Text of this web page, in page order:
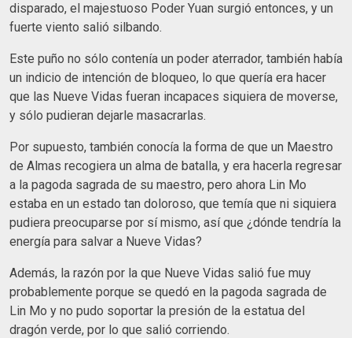
disparado, el majestuoso Poder Yuan surgió entonces, y un
fuerte viento salió silbando.
Este puño no sólo contenía un poder aterrador, también había
un indicio de intención de bloqueo, lo que quería era hacer
que las Nueve Vidas fueran incapaces siquiera de moverse,
y sólo pudieran dejarle masacrarlas.
Por supuesto, también conocía la forma de que un Maestro
de Almas recogiera un alma de batalla, y era hacerla regresar
a la pagoda sagrada de su maestro, pero ahora Lin Mo
estaba en un estado tan doloroso, que temía que ni siquiera
pudiera preocuparse por sí mismo, así que ¿dónde tendría la
energía para salvar a Nueve Vidas?
Además, la razón por la que Nueve Vidas salió fue muy
probablemente porque se quedó en la pagoda sagrada de
Lin Mo y no pudo soportar la presión de la estatua del
dragón verde, por lo que salió corriendo.